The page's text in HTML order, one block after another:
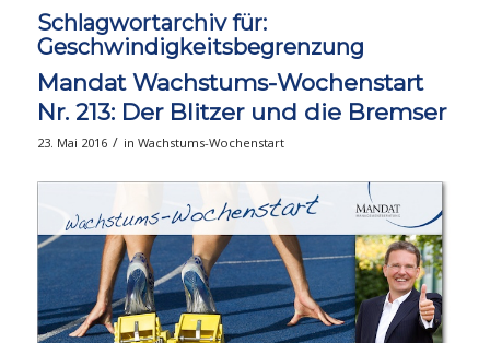
Schlagwortarchiv für:
Geschwindigkeitsbegrenzung
Mandat Wachstums-Wochenstart
Nr. 213: Der Blitzer und die Bremser
23. Mai 2016 / in Wachstums-Wochenstart